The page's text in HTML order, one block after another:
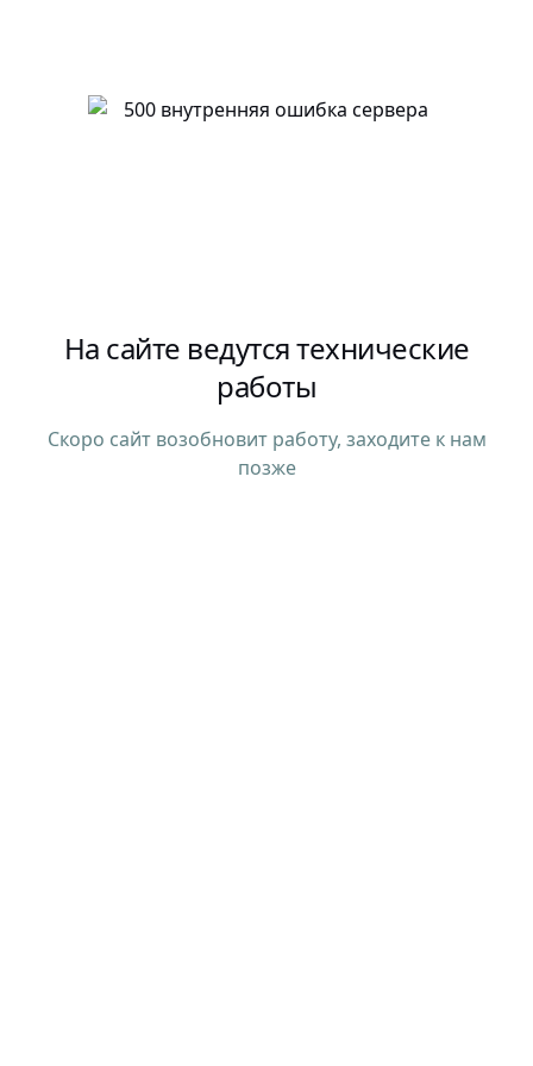
На сайте ведутся технические
работы
Скоро сайт возобновит работу, заходите к нам
позже